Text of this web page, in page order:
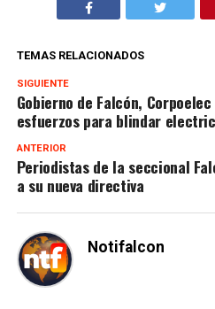
TEMAS RELACIONADOS
SIGUIENTE
Gobierno de Falcón,
esfuerzos para blindar
ANTERIOR
Periodistas de la seccional
a su nueva directiva
Notifalcon